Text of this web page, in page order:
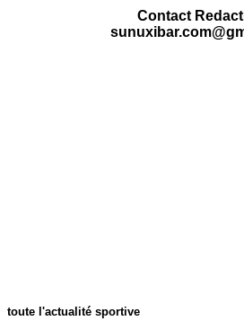
Contact
toute l'actualité sportive